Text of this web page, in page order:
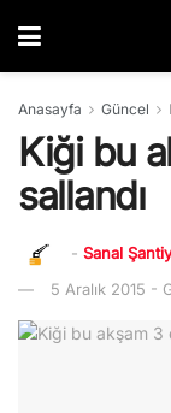
Anasayfa Güncel
Kiği bu
sallandı
- Sanal
5 Aralık 2015 -